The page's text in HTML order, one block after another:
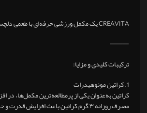
CREAVITA یک مکمل ورزشی حرفه‌ای با طعمی دلچسب است که به‌صورت پودر قابل حل در آب عرضه می‌شود. این محصول با استفاده از ترکیبات علمی و مؤثر، به بهبود عملکرد ورزشی، حمایت از سیستم عصبی و ارتقاء سلامت ذهنی کمک می‌کند.
⸻
ترکیبات کلیدی و مزایا:
1. کراتین مونوهیدرات
کراتین به‌عنوان یکی از پرمطالعه‌ترین مکمل‌ها،
مصرف روزانه ۳ گرم کراتین باعث افزایش قدرت و حجم عضلانی شده و همچنین طبق مطالعات جدید، از عملکرد شناختی و سلامت مغز نیز پشتیبانی می‌کند.